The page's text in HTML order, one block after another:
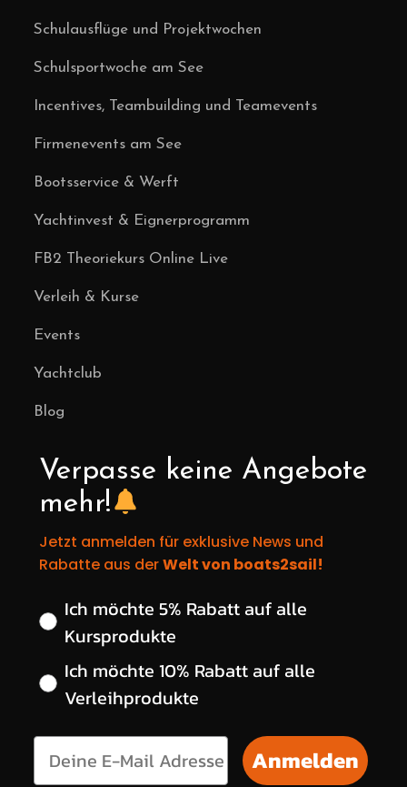
Schulausflüge und Projektwochen
Schulsportwoche am See
Incentives, Teambuilding und Teamevents
Firmenevents am See
Bootsservice & Werft
Yachtinvest & Eignerprogramm
FB2 Theoriekurs Online Live
Verleih & Kurse
Events
Yachtclub
Blog
Verpasse keine Angebote
mehr!
Jetzt anmelden für exklusive News und
Rabatte aus derWelt von boats2sail!
Wähle deinen gewünschten Rabatt
Ich möchte 5% Rabatt auf alle
Kursprodukte
Ich möchte 10% Rabatt auf alle
Verleihprodukte
Anmelden